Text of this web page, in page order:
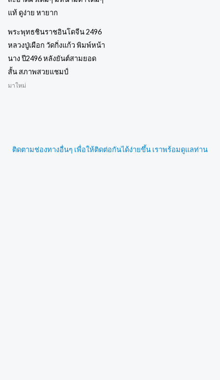
พระพุทธชินราชอินโดจีน 2496
หลวงปู่เผือก วัดกิ่งแก้ว พิมพ์หน้า
นาง ปี2496 หลังยันต์สามยอด
สั้น สภาพสวยแชมป์
มาใหม่
ติดตามช่องทางอื่นๆ เพื่อให้ติดต่อกันได้ง่ายขึ้น เราพร้อมดูแลท่าน